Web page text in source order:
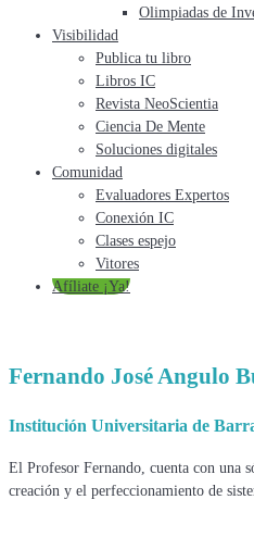
Olimpiadas de
Visibilidad
Publica tu libro
Libros IC
Revista NeoScientia
Ciencia De Mente
Soluciones digitales
Comunidad
Evaluadores Expertos
Conexión IC
Clases espejo
Vitores
Afíliate ¡Ya!
Fernando José Angulo
Institución Universitaria de
El Profesor Fernando, cuenta con una
creación y el perfeccionamiento de